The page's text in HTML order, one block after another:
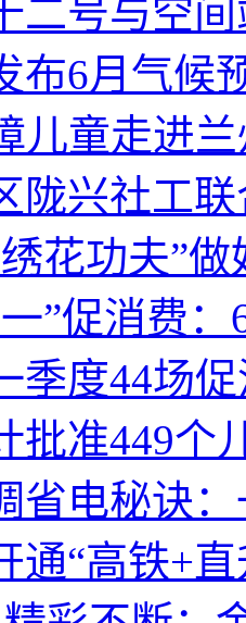
二号与空
布6月气候
儿童走进
陇兴社工
花功夫”
”促消费
季度44场
批准449个
省电秘诀
通“高铁+